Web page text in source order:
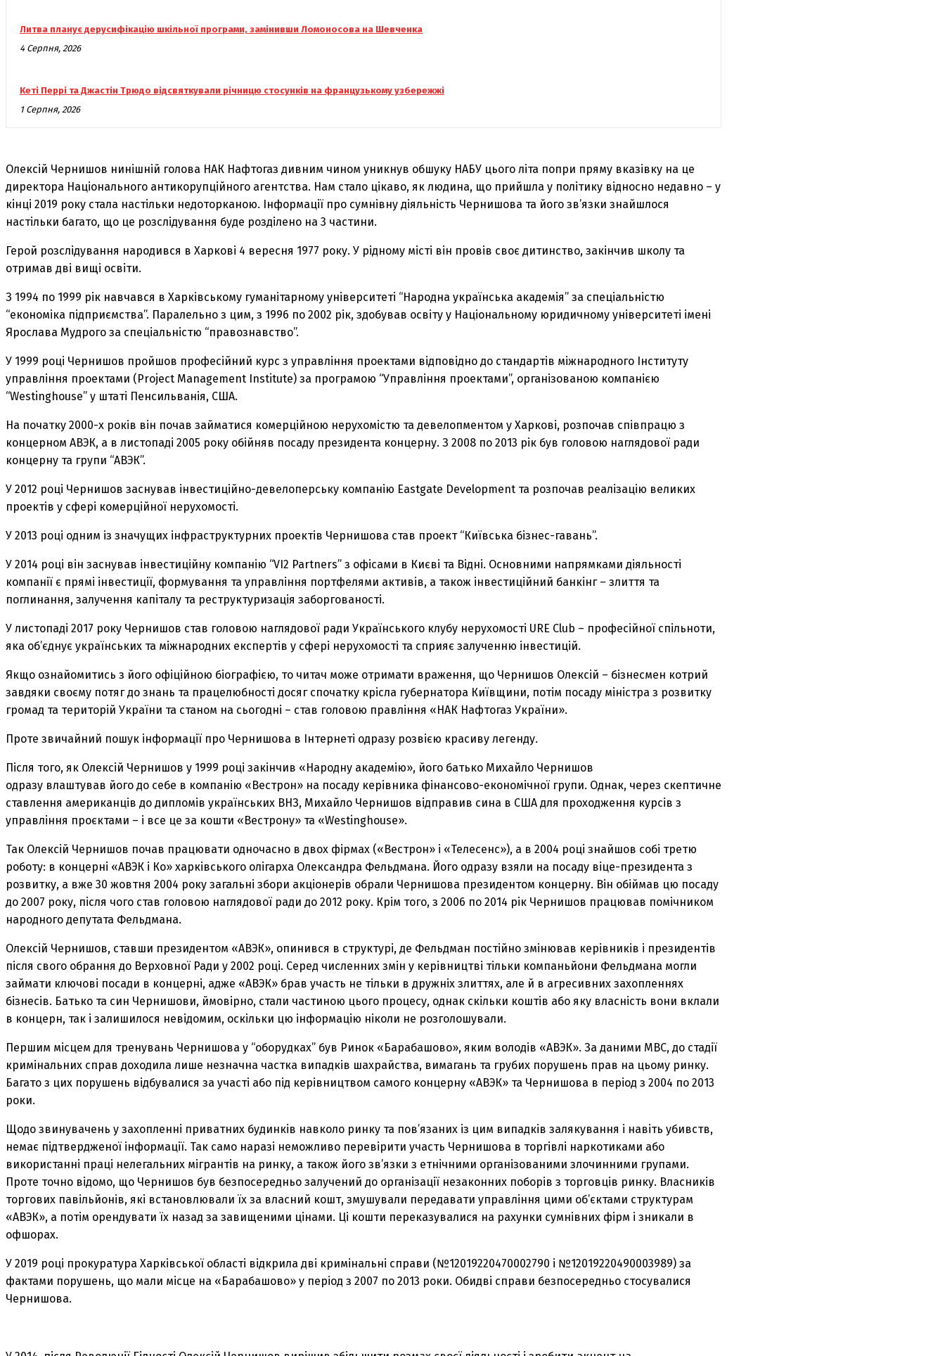
Литва планує дерусифікацію шкільної програми, замінивши Ломоносова на Шевченка
4 Серпня, 2026
Кеті Перрі та Джастін Трюдо відсвяткували річницю стосунків на французькому узбережжі
1 Серпня, 2026
Олексій Чернишов нинішній голова НАК Нафтогаз дивним чином уникнув обшуку НАБУ цього літа попри пряму вказівку на це
директора Національного антикорупційного агентства. Нам стало цікаво, як людина, що прийшла у політику відносно недавно – у
кінці 2019 року стала настільки недоторканою. Інформації про сумнівну діяльність Чернишова та його зв’язки знайшлося
настільки багато, що це розслідування буде розділено на 3 частини.
Герой розслідування народився в Харкові 4 вересня 1977 року. У рідному місті він провів своє дитинство, закінчив школу та
отримав дві вищі освіти.
З 1994 по 1999 рік навчався в Харківському гуманітарному університеті “Народна українська академія” за спеціальністю
“економіка підприємства”. Паралельно з цим, з 1996 по 2002 рік, здобував освіту у Національному юридичному університеті імені
Ярослава Мудрого за спеціальністю “правознавство”.
У 1999 році Чернишов пройшов професійний курс з управління проектами відповідно до стандартів міжнародного Інституту
управління проектами (Project Management Institute) за програмою “Управління проектами”, організованою компанією
“Westinghouse” у штаті Пенсильванія, США.
На початку 2000-х років він почав займатися комерційною нерухомістю та девелопментом у Харкові, розпочав співпрацю з
концерном АВЭК, а в листопаді 2005 року обійняв посаду президента концерну. З 2008 по 2013 рік був головою наглядової ради
концерну та групи “АВЭК”.
У 2012 році Чернишов заснував інвестиційно-девелоперську компанію Eastgate Development та розпочав реалізацію великих
проектів у сфері комерційної нерухомості.
У 2013 році одним із значущих інфраструктурних проектів Чернишова став проект “Київська бізнес-гавань”.
У 2014 році він заснував інвестиційну компанію “VI2 Partners” з офісами в Києві та Відні. Основними напрямками діяльності
компанії є прямі інвестиції, формування та управління портфелями активів, а також інвестиційний банкінг – злиття та
поглинання, залучення капіталу та реструктуризація заборгованості.
У листопаді 2017 року Чернишов став головою наглядової ради Українського клубу нерухомості URE Club – професійної спільноти,
яка об’єднує українських та міжнародних експертів у сфері нерухомості та сприяє залученню інвестицій.
Якщо ознайомитись з його офіційною біографією, то читач може отримати враження, що Чернишов Олексій – бізнесмен котрий
завдяки своєму потяг до знань та працелюбності досяг спочатку крісла губернатора Київщини, потім посаду міністра з розвитку
громад та територій України та станом на сьогодні – став головою правління «НАК Нафтогаз України».
Проте звичайний пошук інформації про Чернишова в Інтернеті одразу розвією красиву легенду.
Після того, як Олексій Чернишов у 1999 році закінчив «Народну академію», його батько Михайло Чернишов
одразу влаштував його до себе в компанію «Вестрон» на посаду керівника фінансово-економічної групи. Однак, через скептичне
ставлення американців до дипломів українських ВНЗ, Михайло Чернишов відправив сина в США для проходження курсів з
управління проєктами – і все це за кошти «Вестрону» та «Westinghouse».
Так Олексій Чернишов почав працювати одночасно в двох фірмах («Вестрон» і «Телесенс»), а в 2004 році знайшов собі третю
роботу: в концерні «АВЭК і Ко» харківського олігарха Олександра Фельдмана. Його одразу взяли на посаду віце-президента з
розвитку, а вже 30 жовтня 2004 року загальні збори акціонерів обрали Чернишова президентом концерну. Він обіймав цю посаду
до 2007 року, після чого став головою наглядової ради до 2012 року. Крім того, з 2006 по 2014 рік Чернишов працював помічником
народного депутата Фельдмана.
Олексій Чернишов, ставши президентом «АВЭК», опинився в структурі, де Фельдман постійно змінював керівників і президентів
після свого обрання до Верховної Ради у 2002 році. Серед численних змін у керівництві тільки компаньйони Фельдмана могли
займати ключові посади в концерні, адже «АВЭК» брав участь не тільки в дружніх злиттях, але й в агресивних захопленнях
бізнесів. Батько та син Чернишови, ймовірно, стали частиною цього процесу, однак скільки коштів або яку власність вони вклали
в концерн, так і залишилося невідомим, оскільки цю інформацію ніколи не розголошували.
Першим місцем для тренувань Чернишова у “оборудках” був Ринок «Барабашово», яким володів «АВЭК». За даними МВС, до стадії
кримінальних справ доходила лише незначна частка випадків шахрайства, вимагань та грубих порушень прав на цьому ринку.
Багато з цих порушень відбувалися за участі або під керівництвом самого концерну «АВЭК» та Чернишова в період з 2004 по 2013
роки.
Щодо звинувачень у захопленні приватних будинків навколо ринку та пов’язаних із цим випадків залякування і навіть убивств,
немає підтвердженої інформації. Так само наразі неможливо перевірити участь Чернишова в торгівлі наркотиками або
використанні праці нелегальних мігрантів на ринку, а також його зв’язки з етнічними організованими злочинними групами.
Проте точно відомо, що Чернишов був безпосередньо залучений до організації незаконних поборів з торговців ринку. Власників
торгових павільйонів, які встановлювали їх за власний кошт, змушували передавати управління цими об’єктами структурам
«АВЭК», а потім орендувати їх назад за завищеними цінами. Ці кошти переказувалися на рахунки сумнівних фірм і зникали в
офшорах.
У 2019 році прокуратура Харківської області відкрила дві кримінальні справи (№12019220470002790 і №12019220490003989) за
фактами порушень, що мали місце на «Барабашово» у період з 2007 по 2013 роки. Обидві справи безпосередньо стосувалися
Чернишова.